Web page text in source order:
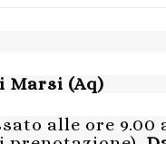
Marsi (Aq)
alle ore